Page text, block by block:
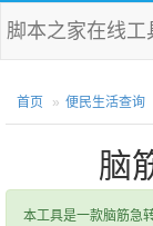
脚本之家在线工
首页 便民生活查询
脑
本工具是一款脑筋急